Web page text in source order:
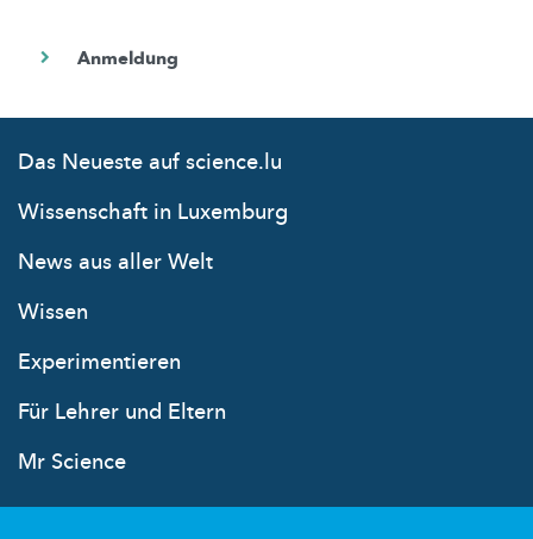
Das Neueste auf science.lu
Wissenschaft in Luxemburg
News aus aller Welt
Wissen
Experimentieren
Für Lehrer und Eltern
Mr Science